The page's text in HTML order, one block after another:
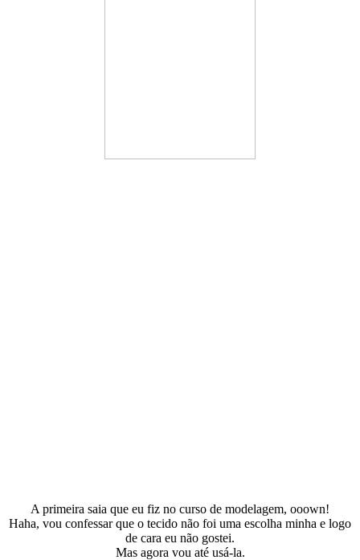
A primeira saia que eu fiz no curso de modelagem, ooown!
Haha, vou confessar que o tecido não foi uma escolha minha e logo
de cara eu não gostei.
Mas agora vou até usá-la.